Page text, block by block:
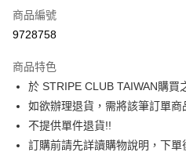
合作金庫商業銀行
上海商業儲蓄銀行
臺灣中小企業銀行
匯豐（台灣）商業銀行
聯邦商業銀行
元大商業銀行
玉山商業銀行
超商取貨付款
LINE Pay
Apple Pay
街口支付
悠遊付
商品編號
9728758
商品特色
於 STRIPE CLUB TAIWAN購買
如欲辦理退貨，需將該筆訂單商
不提供單件退貨!!
訂購前請先詳讀購物說明，下單